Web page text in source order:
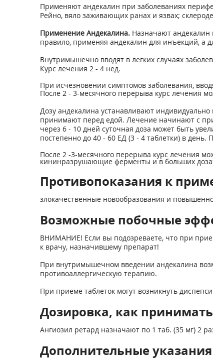
Применяют андекалин при заболеваниях
Рейно, вяло заживающих ранах и язвах;
Применение Андекалина.Назначают андекалин
правило, применяя андекалин для инъекций, а
Внутримышечно вводят в легких случаях
Курс лечения 2 - 4 нед.
При исчезновении симптомов заболевания,
После 2 - 3-месячного перерыва курс лечения
Дозу андекалина устанавливают
принимают перед едой. Лечение начинают с
через 6 - 10 дней суточная доза может быть
постепенно до 40 - 60 ЕД (3 - 4 таблетки) в
После 2 -3-месячного перерыва курс лечения
кининразрушающие ферменты и в больших
Противопоказания к
злокачественные новообразования и
Возможные побочные
ВНИМАНИЕ! Если вы подозреваете, что при
к врачу, назначившему препарат!
При внутримышечном введении андекалина
противоаллергическую терапию.
При приеме таблеток могут возникнуть
Дозировка, как
Ангиозил ретард назначают по 1 таб. (35 мг) 2
Дополнительные